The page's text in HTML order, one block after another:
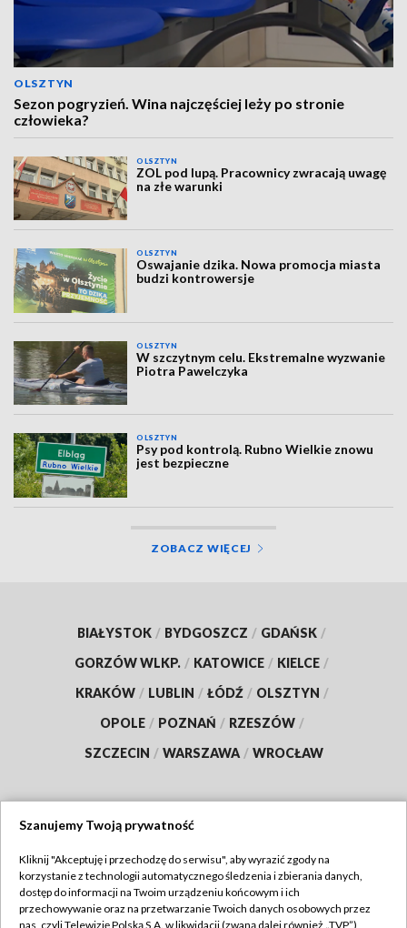
OLSZTYN
Sezon pogryzień. Wina najczęściej leży po stronie
człowieka?
OLSZTYN
ZOL pod lupą. Pracownicy zwracają uwagę
na złe warunki
OLSZTYN
Oswajanie dzika. Nowa promocja miasta
budzi kontrowersje
OLSZTYN
W szczytnym celu. Ekstremalne wyzwanie
Piotra Pawelczyka
OLSZTYN
Psy pod kontrolą. Rubno Wielkie znowu
jest bezpieczne
ZOBACZ WIĘCEJ
BIAŁYSTOK / BYDGOSZCZ / GDAŃSK /
GORZÓW WLKP. / KATOWICE / KIELCE /
KRAKÓW / LUBLIN / ŁÓDŹ / OLSZTYN /
OPOLE / POZNAŃ / RZESZÓW /
SZCZECIN / WARSZAWA / WROCŁAW
TVP
Abonament TVP
Regulamin TVP
Szanujemy Twoją prywatność
Kliknij "Akceptuję i przechodzę do serwisu", aby wyrazić zgody na
korzystanie z technologii automatycznego śledzenia i zbierania danych,
dostęp do informacji na Twoim urządzeniu końcowym i ich
przechowywanie oraz na przetwarzanie Twoich danych osobowych przez
nas, czyli Telewizję Polską S.A. w likwidacji (zwaną dalej również „TVP”),